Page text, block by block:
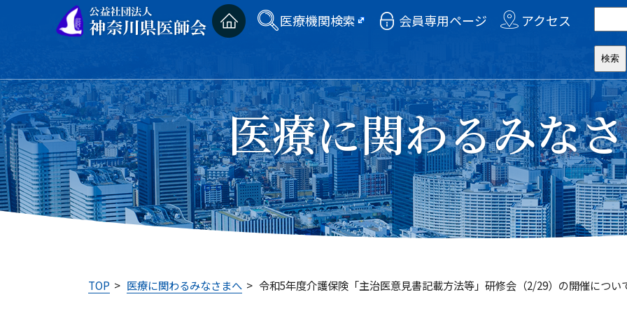
医療機関検索 会員専用ページ アクセス
医療に関わるみな
TOP > 医療に関わるみなさまへ > 令和5年度介護保険「主治医意見書記載方法等」研修会（2/29）の開催につい